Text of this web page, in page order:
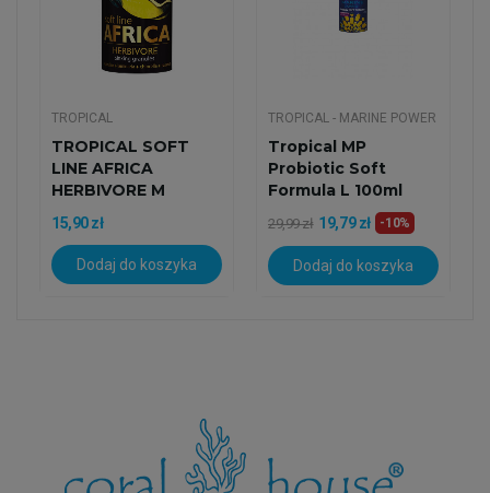
TROPICAL
TROPICAL SOFT
LINE AFRICA
HERBIVORE M
100ML/52G
15,90 zł
Dodaj do koszyka
TROPICAL - MARINE POWER
Tropical MP
Probiotic Soft
Formula L 100ml
29,99 zł 19,79 zł -10%
Dodaj do koszyka